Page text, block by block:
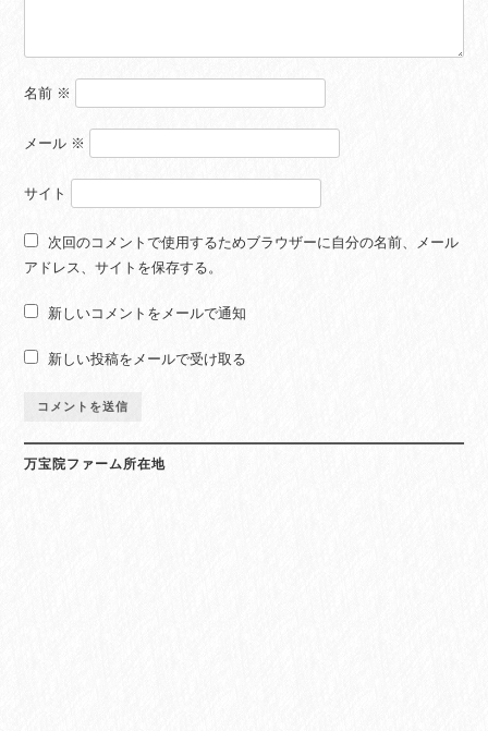
名前 ※
メール ※
サイト
次回のコメントで使用するためブラウザーに自分の名前、メール
アドレス、サイトを保存する。
新しいコメントをメールで通知
新しい投稿をメールで受け取る
万宝院ファーム所在地